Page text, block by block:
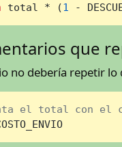
total * (1 -
que
no debería repetir lo
el total con el